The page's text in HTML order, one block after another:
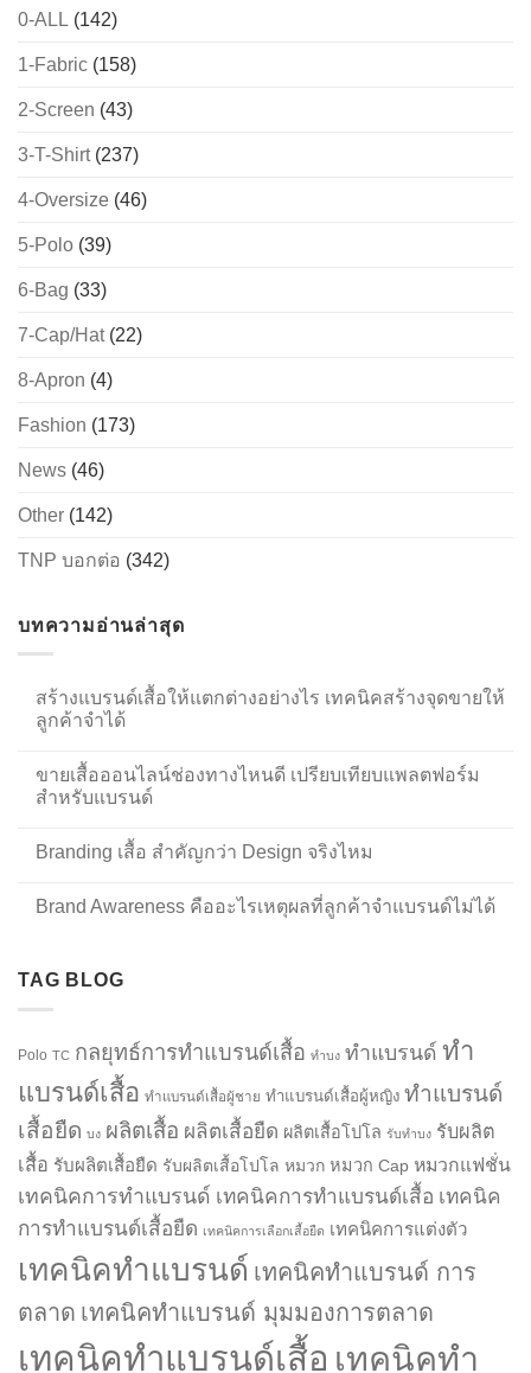
0-ALL (142)
1-Fabric (158)
2-Screen (43)
3-T-Shirt(237)
4-Oversize (46)
5-Polo (39)
6-Bag (33)
7-Cap/Hat(22)
8-Apron (4)
Fashion (173)
News (46)
Other (142)
TNP บอกต่อ (342)
บทความอ่านล่าสุด
สร้างแบรนด์เสื้อให้แตกต่างอย่างไร เทคนิคสร้างจุดขายให้
ลูกค้าจำได้
ขายเสื้อออนไลน์ช่องทางไหนดี เปรียบเทียบแพลตฟอร์ม
สำหรับแบรนด์
Branding เสื้อ สำคัญกว่า Design จริงไหม
Brand Awareness คืออะไรเหตุผลที่ลูกค้าจำแบรนด์ไม่ได้
TAG BLOG
Polo TC กลยุทธ์การทำแบรนด์เสื้อ ทำบง ทำแบรนด์ ทำ
แบรนด์เสื้อ ทำแบรนด์เสื้อผู้ชาย ทำแบรนด์เสื้อผู้หญิง ทำแบรนด์
เสื้อยืด บง ผลิตเสื้อ ผลิตเสื้อยืด ผลิตเสื้อโปโล รับทำบง รับผลิต
เสื้อ รับผลิตเสื้อยืด รับผลิตเสื้อโปโล หมวก หมวก Cap หมวกแฟชั่น
เทคนิคการทำแบรนด์ เทคนิคการทำแบรนด์เสื้อ เทคนิค
การทำแบรนด์เสื้อยืด เทคนิคการเลือกเสื้อยืด เทคนิคการแต่งตัว
เทคนิคทำแบรนด์ เทคนิคทำแบรนด์ การ
ตลาด เทคนิคทำแบรนด์ มุมมองการตลาด
เทคนิคทำแบรนด์เสื้อ เทคนิคทำ